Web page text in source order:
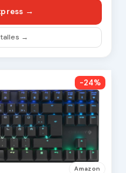
→
→
-24%
Amazon